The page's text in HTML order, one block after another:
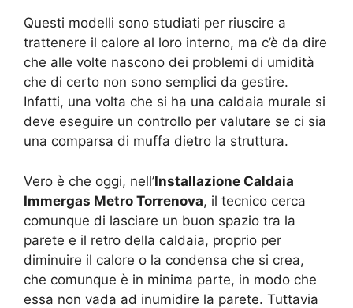
Questi modelli sono studiati per riuscire a
trattenere il calore al loro interno, ma c’è da dire
che alle volte nascono dei problemi di umidità
che di certo non sono semplici da gestire.
Infatti, una volta che si ha una caldaia murale si
deve eseguire un controllo per valutare se ci sia
una comparsa di muffa dietro la struttura.
Vero è che oggi, nell’Installazione Caldaia
Immergas Metro Torrenova, il tecnico cerca
comunque di lasciare un buon spazio tra la
parete e il retro della caldaia, proprio per
diminuire il calore o la condensa che si crea,
che comunque è in minima parte, in modo che
essa non vada ad inumidire la parete. Tuttavia